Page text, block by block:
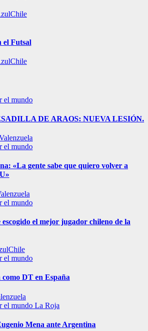
el Futsal
el mundo
DE ARAOS: NUEVA LESIÓN.
el mundo
«La gente sabe que quiero volver a
el mundo
el mejor jugador chileno de la
el mundo
DT en España
el mundo La Roja
Mena ante Argentina